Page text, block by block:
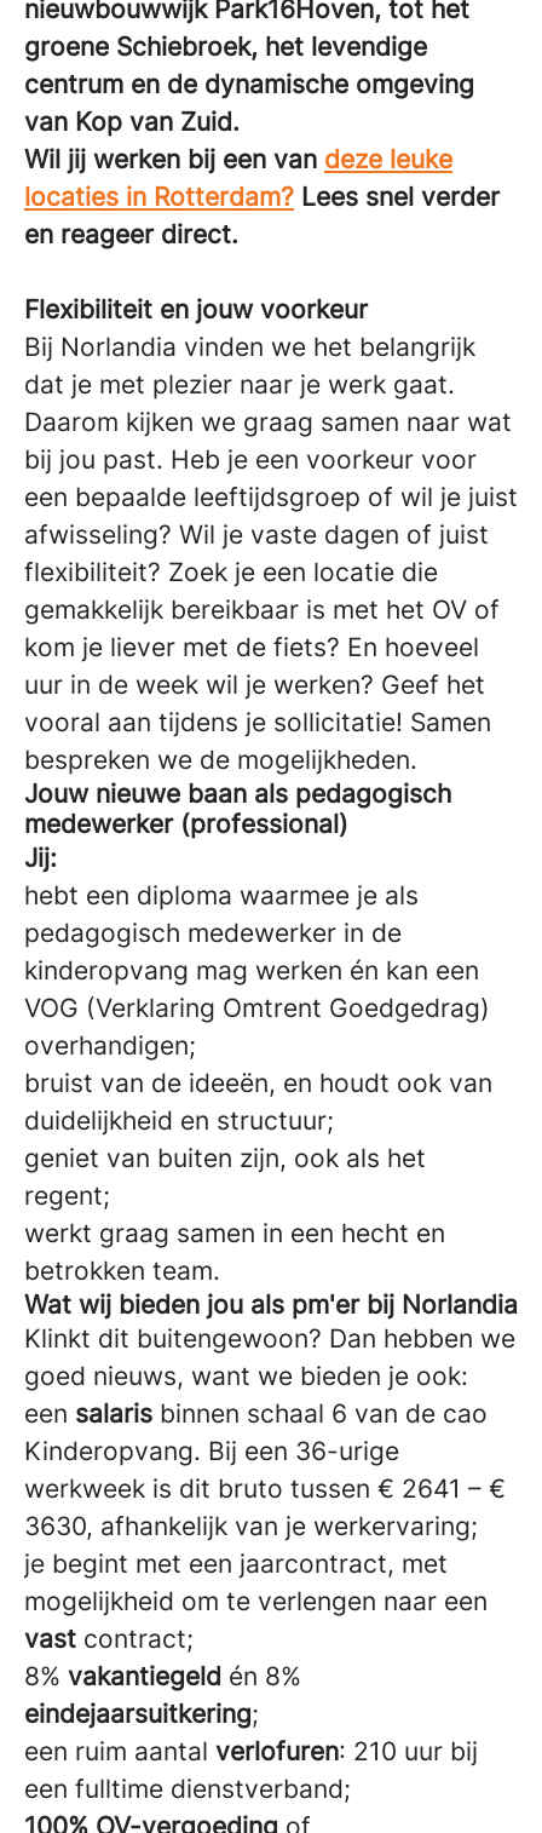
nieuwbouwwijk Park16Hoven, tot het
groene Schiebroek, het levendige
centrum en de dynamische omgeving
van Kop van Zuid.
Wil jij werken bij een van deze leuke
locaties in Rotterdam? Lees snel verder
en reageer direct.
Flexibiliteit en jouw voorkeur
Bij Norlandia vinden we het belangrijk
dat je met plezier naar je werk gaat.
Daarom kijken we graag samen naar wat
bij jou past. Heb je een voorkeur voor
een bepaalde leeftijdsgroep of wil je juist
afwisseling? Wil je vaste dagen of juist
flexibiliteit? Zoek je een locatie die
gemakkelijk bereikbaar is met het OV of
kom je liever met de fiets? En hoeveel
uur in de week wil je werken? Geef het
vooral aan tijdens je sollicitatie! Samen
bespreken we de mogelijkheden.
Jouw nieuwe baan als pedagogisch
medewerker (professional)
Jij:
hebt een diploma waarmee je als
pedagogisch medewerker in de
kinderopvang mag werken én kan een
VOG (Verklaring Omtrent Goedgedrag)
overhandigen;
bruist van de ideeën, en houdt ook van
duidelijkheid en structuur;
geniet van buiten zijn, ook als het
regent;
werkt graag samen in een hecht en
betrokken team.
Wat wij bieden jou als pm'er bij Norlandia
Klinkt dit buitengewoon? Dan hebben we
goed nieuws, want we bieden je ook:
een salaris binnen schaal 6 van de cao
Kinderopvang. Bij een 36-urige
werkweek is dit bruto tussen € 2641 – €
3630, afhankelijk van je werkervaring;
je begint met een jaarcontract, met
mogelijkheid om te verlengen naar een
vast contract;
8% vakantiegeld én 8%
eindejaarsuitkering;
een ruim aantal verlofuren: 210 uur bij
een fulltime dienstverband;
100% OV-vergoeding of